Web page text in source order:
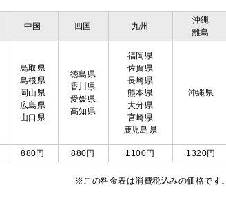
中国 四国 九州
沖縄
離島
鳥取県
島根県
岡山県
広島県
山口県
徳島県
香川県
愛媛県
高知県
福岡県
佐賀県
長崎県
熊本県
大分県
宮崎県
鹿児島県
沖縄県
880円 880円 1100円 1320円
※この料金表は消費税込みの価格です。